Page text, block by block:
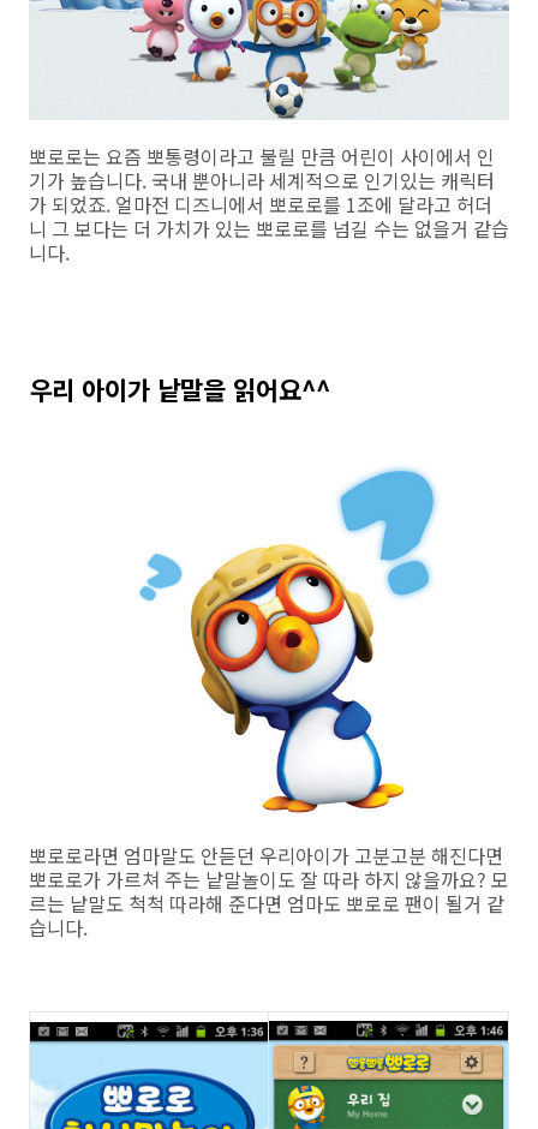
뽀로로는 요즘 뽀통령이라고 불릴 만큼 어린이 사이에서 인
기가 높습니다. 국내 뿐아니라 세계적으로 인기있는 캐릭터
가 되었죠. 얼마전 디즈니에서 뽀로로를 1조에 달라고 허더
니 그 보다는 더 가치가 있는 뽀로로를 넘길 수는 없을거 같습
니다.
우리 아이가 낱말을 읽어요^^
뽀로로라면 엄마말도 안듣던 우리아이가 고분고분 해진다면
뽀로로가 가르쳐 주는 낱말놀이도 잘 따라 하지 않을까요? 모
르는 낱말도 척척 따라해 준다면 엄마도 뽀로로 팬이 될거 같
습니다.